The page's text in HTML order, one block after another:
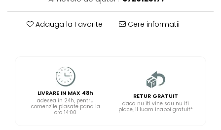
Adauga la Favorite Cere informatii
LIVRARE IN MAX 48h
adesea in 24h, pentru
comenzile plasate pana la
ora 14:00
RETUR GRATUIT
daca nu iti vine sau nu iti
place, il luam inapoi gratuit*